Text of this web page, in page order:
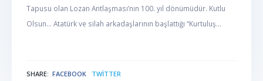
Tapusu olan Lozan Antlaşması’nın 100. yıl dönümüdür. Kutlu
Olsun… Atatürk ve silah arkadaşlarının başlattığı “Kurtuluş...
SHARE: FACEBOOK TWITTER